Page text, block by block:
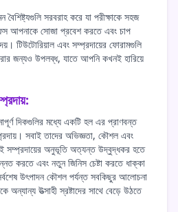
সরবরাহ করে যা পরীক্ষাকে সহজ
আপনাকে সোজা প্রবেশ করতে এবং চাপ
টিউটোরিয়াল এবং সম্প্রদায়ের ফোরামগুলি
জন্যও উপলব্ধ, যাতে আপনি কখনই হারিয়ে
দিকগুলির মধ্যে একটি হল এর প্রাণবন্ত
সবাই তাদের অভিজ্ঞতা, কৌশল এবং
সম্প্রদায়ের অনুভূতি অত্যন্ত উদ্বুদ্ধকর হতে
করতে এবং নতুন জিনিস চেষ্টা করতে ধাক্কা
উৎপাদন কৌশল পর্যন্ত সবকিছুর আলোচনা
অন্যান্য উত্সাহী স্রষ্টাদের সাথে বেড়ে উঠতে